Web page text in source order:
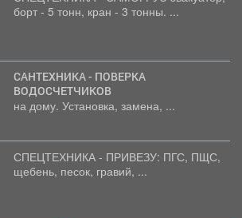
борт - 5 тонн, кран - 3 тонны. ...
САНТЕХНИКА - ПОВЕРКА
ВОДОСЧЕТЧИКОВ
на дому. Установка, замена, ...
СПЕЦТЕХНИКА - ПРИВЕЗУ: ПГС, ПЩС,
щебень, песок, гравий, ...